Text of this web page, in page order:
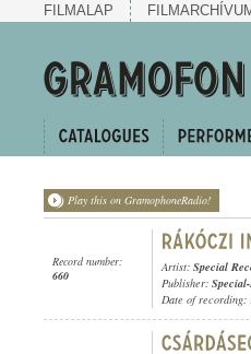
FILMALAP
Play this on GramophoneRadio!
Record number:
660
Artist: Special
Publisher:
Date of recording: